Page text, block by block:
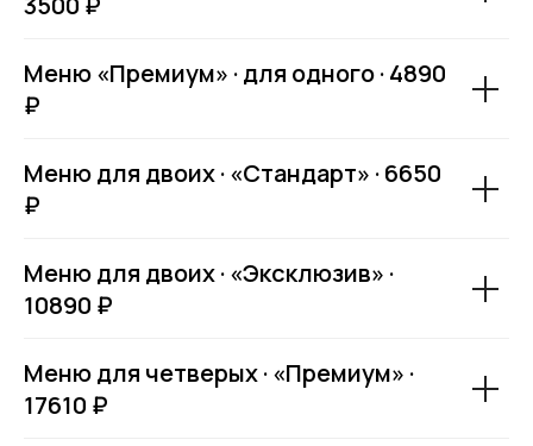
Меню «Премиум» · для одного · 4890
₽
Меню для двоих · «Стандарт» · 6650
₽
Меню для двоих · «Эксклюзив» ·
10890 ₽
Меню для четверых · «Премиум» ·
17610 ₽